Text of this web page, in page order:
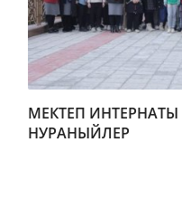
МЕКТЕП
НУРАНЫЙЛЕР